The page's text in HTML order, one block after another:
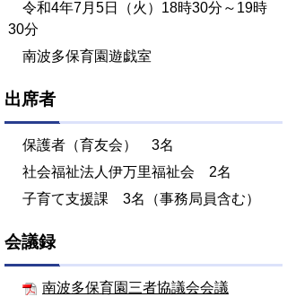
令和4年7月5日（火）18時30分～19時
30分
南波多保育園遊戯室
出席者
保護者（育友会） 3名
社会福祉法人伊万里福祉会 2名
子育て支援課 3名（事務局員含む）
会議録
南波多保育園三者協議会会議